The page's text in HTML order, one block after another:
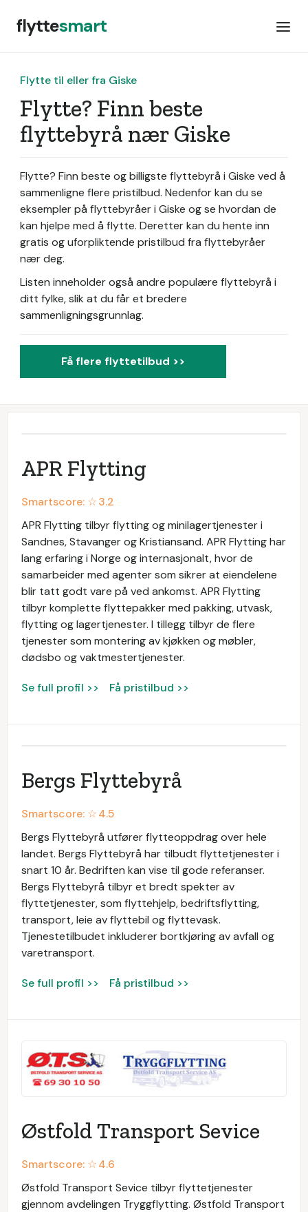
flyttesmart
Flytte til eller fra Giske
Flytte? Finn beste
flyttebyrå nær Giske
Flytte? Finn beste og billigste flyttebyrå i Giske ved å
sammenligne flere pristilbud. Nedenfor kan du se
eksempler på flyttebyråer i Giske og se hvordan de
kan hjelpe med å flytte. Deretter kan du hente inn
gratis og uforpliktende pristilbud fra flyttebyråer
nær deg.
Listen inneholder også andre populære flyttebyrå i
ditt fylke, slik at du får et bredere
sammenligningsgrunnlag.
Få flere flyttetilbud >>
APR Flytting
Smartscore: ☆3.2
APR Flytting tilbyr flytting og minilagertjenester i
Sandnes, Stavanger og Kristiansand. APR Flytting har
lang erfaring i Norge og internasjonalt, hvor de
samarbeider med agenter som sikrer at eiendelene
blir tatt godt vare på ved ankomst. APR Flytting
tilbyr komplette flyttepakker med pakking, utvask,
flytting og lagertjenester. I tillegg tilbyr de flere
tjenester som montering av kjøkken og møbler,
dødsbo og vaktmestertjenester.
Se full profil >> Få pristilbud >>
Bergs Flyttebyrå
Smartscore: ☆4.5
Bergs Flyttebyrå utfører flytteoppdrag over hele
landet. Bergs Flyttebyrå har tilbudt flyttetjenester i
snart 10 år. Bedriften kan vise til gode referanser.
Bergs Flyttebyrå tilbyr et bredt spekter av
flyttetjenester, som flyttehjelp, bedriftsflytting,
transport, leie av flyttebil og flyttevask.
Tjenestetilbudet inkluderer bortkjøring av avfall og
varetransport.
Se full profil >> Få pristilbud >>
Østfold Transport Sevice
Smartscore: ☆4.6
Østfold Transport Sevice tilbyr flyttetjenester
gjennom avdelingen Tryggflytting. Østfold Transport